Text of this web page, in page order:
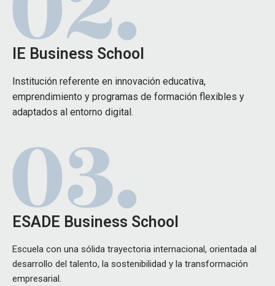
IE Business School
Institución referente en innovación educativa,
emprendimiento y programas de formación flexibles y
adaptados al entorno digital.
ESADE Business School
Escuela con una sólida trayectoria internacional, orientada al
desarrollo del talento, la sostenibilidad y la transformación
empresarial.